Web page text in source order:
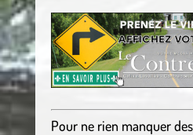
Pour ne rien manquer